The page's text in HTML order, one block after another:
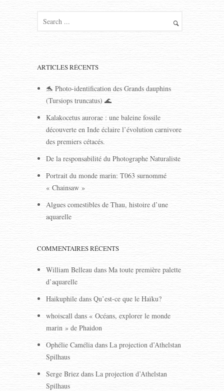
ARTICLES RÉCENTS
🐬 Photo-identification des Grands dauphins
(Tursiops truncatus) 🌊
Kalakocetus aurorae : une baleine fossile
découverte en Inde éclaire l’évolution carnivore
des premiers cétacés.
De la responsabilité du Photographe Naturaliste
Portrait du monde marin: T063 surnommé
« Chainsaw »
Algues comestibles de Thau, histoire d’une
aquarelle
COMMENTAIRES RÉCENTS
William Belleau dansMa toute première palette
d’aquarelle
Haikuphile dansQu’est-ce que le Haïku?
whoiscall dans « Océans, explorer le monde
marin » de Phaidon
Ophélie Camélia dansLa projection d’Athelstan
Spilhaus
Serge Briez dansLa projection d’Athelstan
Spilhaus